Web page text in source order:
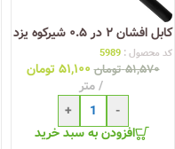
کابل افشان ۲ در ۰.۵ شیرکوه یزد
کد محصول : 5989
۵۱,۵۷۰ تومان ۵۱,۱۰۰ تومان
متر
-
+
افزودن به سبد خرید